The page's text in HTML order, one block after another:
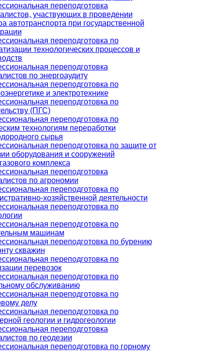
переподготовка
участвующих в проведении
автотранспорта при государственной
переподготовка по
технологических процессов и
переподготовка
по энергоаудиту
переподготовка по
и электротехнике
переподготовка по
(ПГС)
переподготовка по
технологиям переработки
сырья
переподготовка по защите от
оборудования и сооружений
комплекса
переподготовка
по агрономии
переподготовка по
хозяйственной деятельности
переподготовка по
переподготовка по
машинам
переподготовка по бурению
скважин
переподготовка по
перевозок
переподготовка по
обслуживанию
переподготовка по
делу
переподготовка по
геологии и гидрогеологии
переподготовка
по геодезии
переподготовка по горному